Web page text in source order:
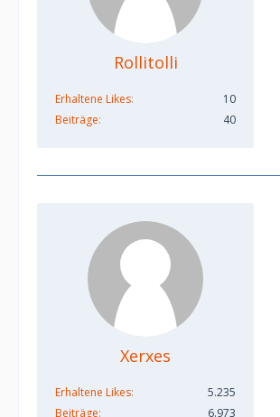
Rollitolli
Erhaltene Likes
10
Beiträge
40
Xerxes
Erhaltene Likes
5.235
Beiträge
6.973